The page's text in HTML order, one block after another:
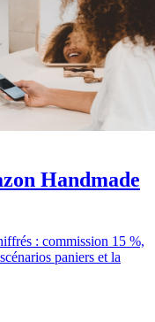
Handmade
: commission 15 %,
paniers et la